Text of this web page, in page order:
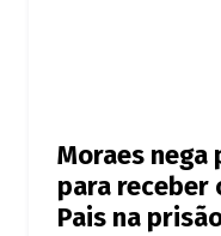
Moraes nega
para receber
Pais na